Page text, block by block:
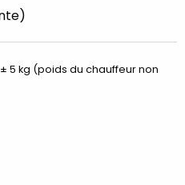
5 kg (poids du chauffeur non